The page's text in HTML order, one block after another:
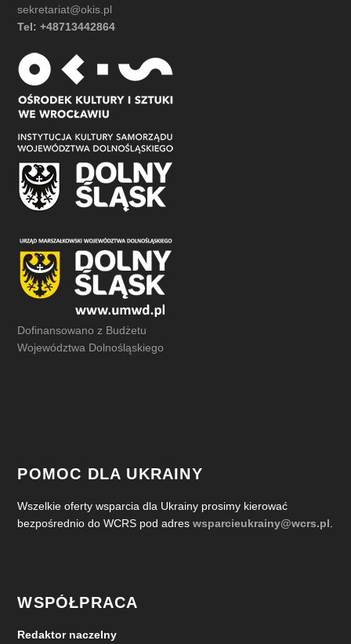
sekretariat@okis.pl
Tel: +48713442864
Dofinansowano z Budżetu
Województwa Dolnośląskiego
POMOC DLA UKRAINY
Wszelkie oferty wsparcia dla Ukrainy prosimy kierować
bezpośrednio do WCRS pod adreswsparcieukrainy@wcrs.pl
WSPÓŁPRACA
Redaktor naczelny